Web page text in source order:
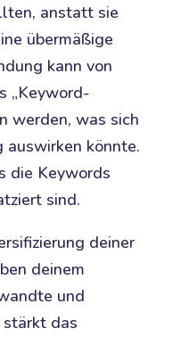
anstatt sie
übermäßige
kann von
„Keyword-
werden, was sich
auswirken könnte.
die Keywords
sind.
deiner
deinem
und
das